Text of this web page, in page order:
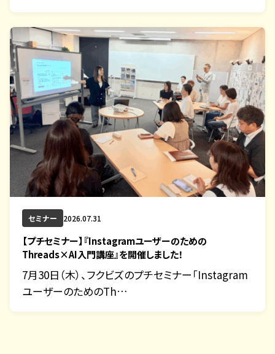
セミナー 2026.07.31
【プチセミナー】『Instagramユーザーのための
Threads×AI入門講座』を開催しました！
7月30日（木）、フクビズのプチセミナー「Instagram
ユーザーのためのTh…